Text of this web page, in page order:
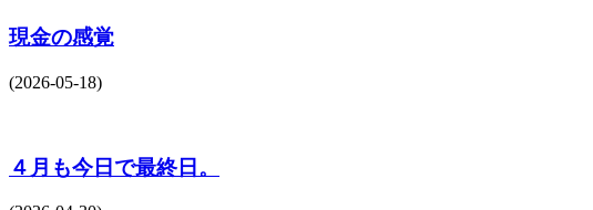
現金の感覚
(2026-05-18)
４月も今日で最終日。